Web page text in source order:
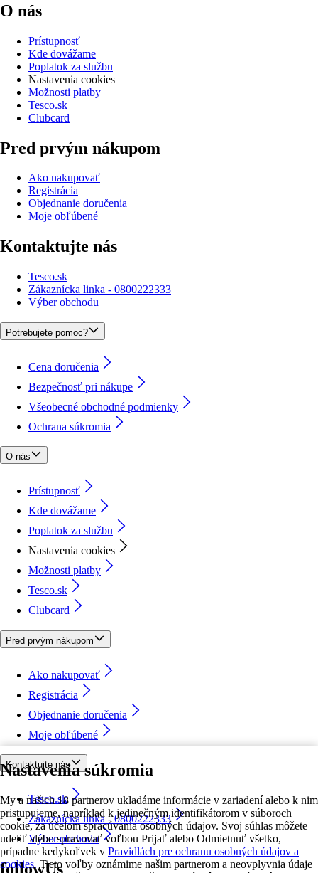
Nastavenia súkromia
My a našich 18 partnerov ukladáme informácie v zariadení alebo k nim
pristupujeme, napríklad k jedinečným identifikátorom v súboroch
cookie, za účelom spracúvania osobných údajov. Svoj súhlas môžete
udeliť alebo spravovať voľbou Prijať alebo Odmietnuť všetko,
prípadne kedykoľvek v Pravidlách pre ochranu osobných údajov a
cookies. Tieto voľby oznámime našim partnerom a neovplyvnia údaje
O nás
Prístupnosť
Kde dovážame
Poplatok za službu
Nastavenia cookies
Možnosti platby
Tesco.sk
Clubcard
Pred prvým nákupom
Ako nakupovať
Registrácia
Objednanie doručenia
Moje obľúbené
Kontaktujte nás
Tesco.sk
Zákaznícka linka - 0800222333
Výber obchodu
Potrebujete pomoc?
Cena doručenia
Bezpečnosť pri nákupe
Všeobecné obchodné podmienky
Ochrana súkromia
O nás
Prístupnosť
Kde dovážame
Poplatok za službu
Nastavenia cookies
Možnosti platby
Tesco.sk
Clubcard
Pred prvým nákupom
Ako nakupovať
Registrácia
Objednanie doručenia
Moje obľúbené
Kontaktujte nás
Tesco.sk
Zákaznícka linka - 0800222333
Výber obchodu
followUs